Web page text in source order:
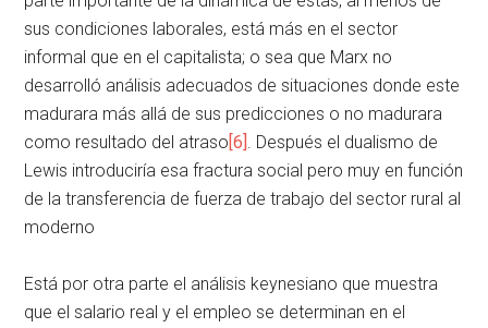
sus condiciones laborales, está más en el sector
informal que en el capitalista; o sea que Marx no
desarrolló análisis adecuados de situaciones donde este
madurara más allá de sus predicciones o no madurara
como resultado del atraso[6] . Después el dualismo de
Lewis introduciría esa fractura social pero muy en función
de la transferencia de fuerza de trabajo del sector rural al
moderno
Está por otra parte el análisis keynesiano que muestra
que el salario real y el empleo se determinan en el